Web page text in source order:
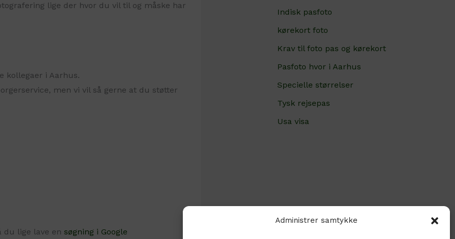
Administrer samtykke
lige der hvor du vil til og måske har
kollegaer i Aarhus.
men vi vil så gerne at du støtter
du lige lave en søgning i Google
Indisk pasfoto
kørekort foto
Krav til foto pas og kørekort
Pasfoto hvor i Aarhus
Specielle størrelser
Tysk rejsepas
Usa visa